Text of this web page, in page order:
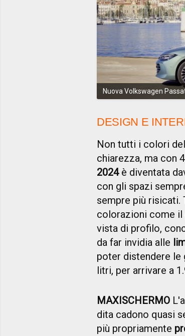
Nuova Volkswagen
DESIGN E
Non tutti i colori
chiarezza, ma con
2024è diventata
con gli spazi
sempre più risicati.
colorazioni come il
vista di profilo,
da far invidia alle
poter distendere le
litri, per arrivare a
MAXISCHERMO
dita cadono quasi
più propriamente